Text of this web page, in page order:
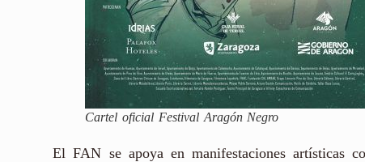
Cartel oficial Festival Aragón Negro
El FAN se apoya en manifestaciones artísticas